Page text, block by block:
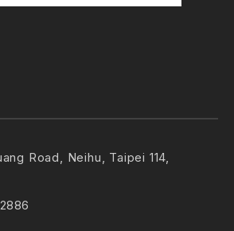
Road, Neihu, Taipei 114,